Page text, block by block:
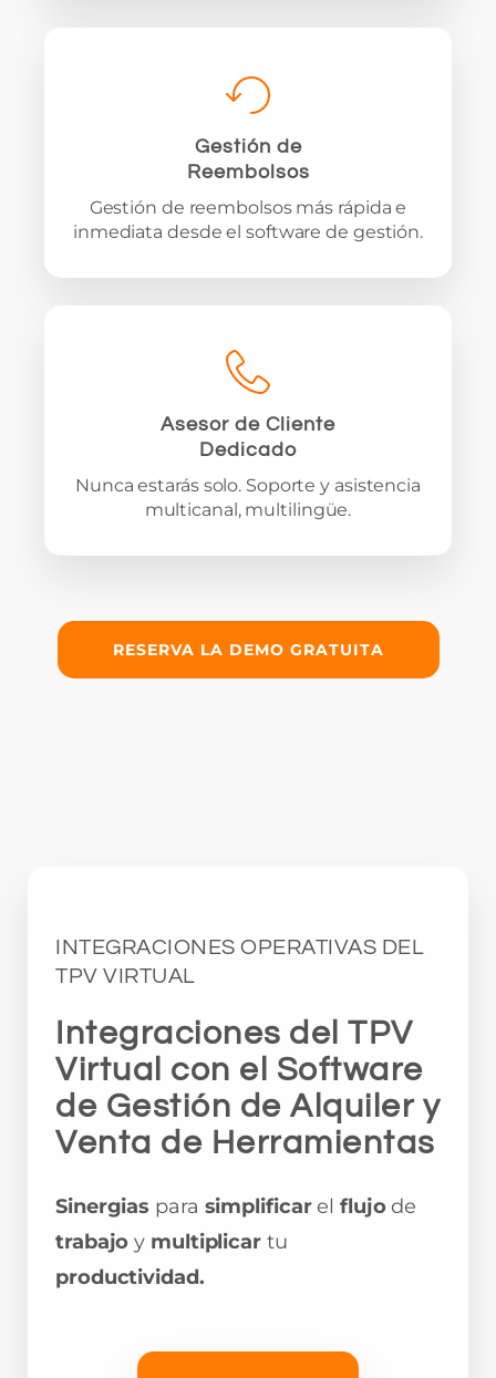
Gestión de
Reembolsos
Gestión de reembolsos más rápida e
inmediata desde el software de gestión.
Asesor de Cliente
Dedicado
Nunca estarás solo. Soporte y asistencia
multicanal, multilingüe.
RESERVA LA DEMO GRATUITA
INTEGRACIONES OPERATIVAS DEL
TPV VIRTUAL
Integraciones del TPV
Virtual con el Software
de Gestión de Alquiler y
Venta de Herramientas
Sinergias para simplificar elflujode
trabajoy multiplicar tu
productividad.